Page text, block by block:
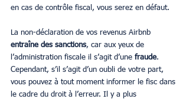
en cas de contrôle fiscal, vous serez en défaut.
La non-déclaration de vos revenus Airbnb
entraîne des sanctions, car aux yeux de
l’administration fiscale il s’agit d’une fraude.
Cependant, s’il s’agit d’un oubli de votre part,
vous pouvez à tout moment informer le fisc dans
le cadre du droit à l’erreur. Il y a plus